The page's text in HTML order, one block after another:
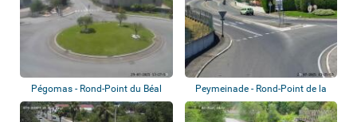
Pégomas - Rond-Point du Béal
Peymeinade - Rond-Point de la
Liberté